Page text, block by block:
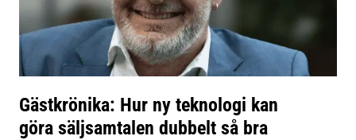
Gästkrönika: Hur ny teknologi kan
göra säljsamtalen dubbelt så bra